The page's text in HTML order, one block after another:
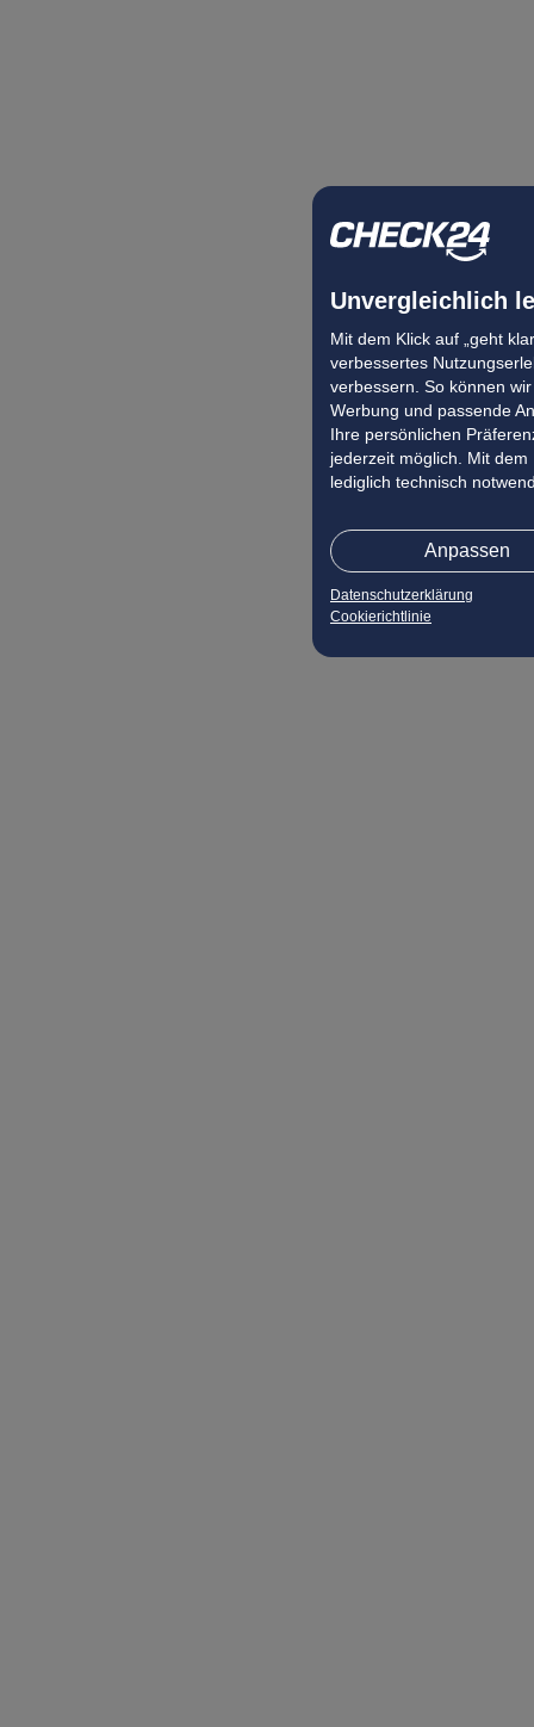
Unvergleichlich
Mit dem Klick auf „geht
verbessertes
verbessern. So können
Werbung und passende
Ihre persönlichen
jederzeit möglich. Mit dem
lediglich technisch
Anpassen
Datenschutzerklärung
Cookierichtlinie